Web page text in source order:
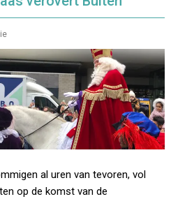
al uren van tevoren, vol
op de komst van de